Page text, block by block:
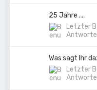
25 Jahre ....
Letzter
Was sagt Ihr
Letzter